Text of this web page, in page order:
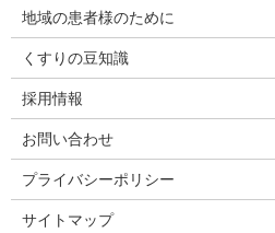
地域の患者様のために
くすりの豆知識
採用情報
お問い合わせ
プライバシーポリシー
サイトマップ